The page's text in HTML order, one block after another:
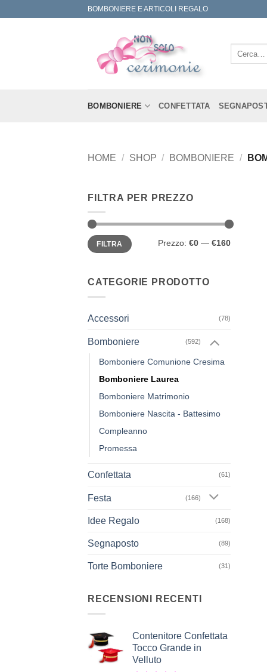
BOMBONIERE E ARTICOLI REGALO
BOMBONIERE CONFETTATA
HOME / SHOP / BOMBONIERE /
FILTRA PER PREZZO
Prezzo
Min
Prezzo
MaxFILTRA Prezzo: €0 — €160
CATEGORIE PRODOTTO
Accessori (78)
Bomboniere (592)
Bomboniere Comunione Cresima
Bomboniere Laurea
Bomboniere Matrimonio
Bomboniere Nascita - Battesimo
Compleanno
Promessa
Confettata (61)
Festa (166)
Idee Regalo (168)
Segnaposto (89)
Torte Bomboniere (31)
RECENSIONI RECENTI
Contenitore Confettata
Tocco Grande in
Velluto